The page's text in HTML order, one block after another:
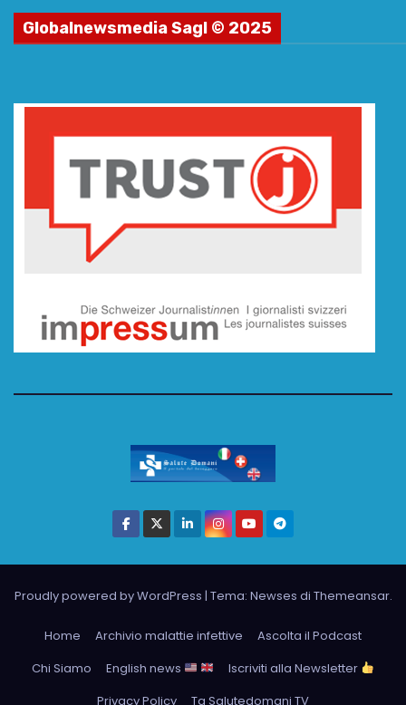
Globalnewsmedia Sagl © 2025
Proudly powered by WordPress | Tema: Newses di Themeansar.
Home Archivio malattie infettive
Ascolta il Podcast
Chi Siamo
English news
Iscriviti alla Newsletter
Privacy Policy
Tg Salutedomani TV